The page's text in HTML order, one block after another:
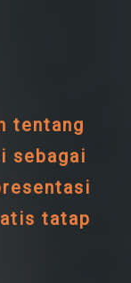
tentang
sebagai
tatap